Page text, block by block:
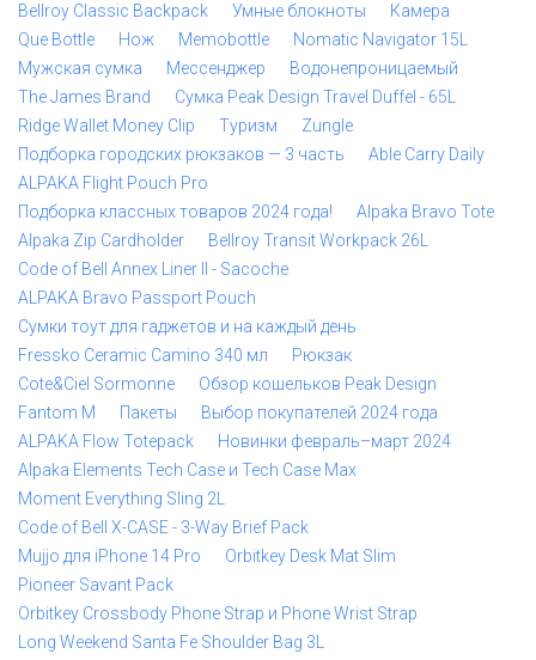
Bellroy Classic Backpack
Умные блокноты
Камера
Que Bottle
Нож Memobottle
Nomatic Navigator 15L
Мужская сумка
Мессенджер
Водонепроницаемый
The James Brand
Сумка Peak Design Travel Duffel - 65L
Ridge Wallet Money Clip
Туризм
Zungle
Подборка городских рюкзаков — 3 часть
Able Carry Daily
ALPAKA Flight Pouch Pro
Подборка классных товаров 2024 года!
Alpaka Bravo Tote
Alpaka Zip Cardholder
Bellroy Transit Workpack 26L
Code of Bell Annex Liner II - Sacoche
ALPAKA Bravo Passport Pouch
Сумки тоут для гаджетов и на каждый день
Fressko Ceramic Camino 340 мл
Рюкзак
Cote&Ciel Sormonne
Обзор кошельков Peak Design
Fantom M
Пакеты
Выбор покупателей 2024 года
ALPAKA Flow Totepack
Новинки февраль–март 2024
Alpaka Elements Tech Case и Tech Case Max
Moment Everything Sling 2L
Code of Bell X-CASE - 3-Way Brief Pack
Mujjo для iPhone 14 Pro
Orbitkey Desk Mat Slim
Pioneer Savant Pack
Orbitkey Crossbody Phone Strap и Phone Wrist Strap
Long Weekend Santa Fe Shoulder Bag 3L